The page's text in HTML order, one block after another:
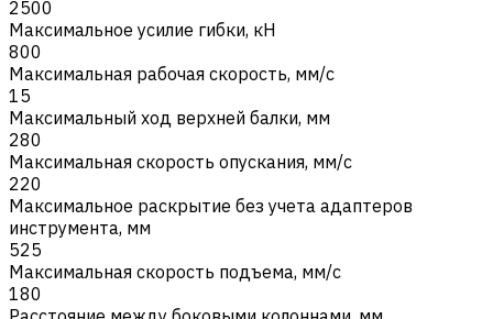
2500
Максимальное усилие гибки, кН
800
Максимальная рабочая скорость, мм/с
15
Максимальный ход верхней балки, мм
280
Максимальная скорость опускания, мм/с
220
Максимальное раскрытие без учета адаптеров
инструмента, мм
525
Максимальная скорость подъема, мм/с
180